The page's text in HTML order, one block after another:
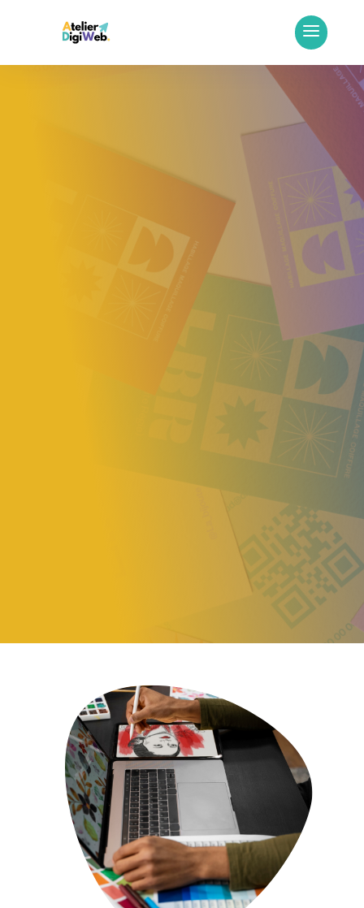
Création
d’identité
visuelle
Une création d’identité visuelle
pensée pour révéler votre
positionnement et construire
cohérente, durable et alignée
AtelierDigiWeb accompagne les
entrepreneurs et entreprises à
Marseille dans la création
d’univers visuels sur mesure.